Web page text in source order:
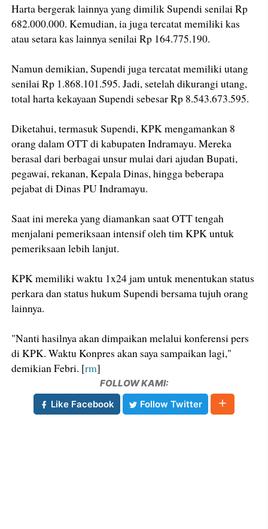
Harta bergerak lainnya yang dimilik Supendi senilai Rp
682.000.000. Kemudian, ia juga tercatat memiliki kas
atau setara kas lainnya senilai Rp 164.775.190.
Namun demikian, Supendi juga tercatat memiliki utang
senilai Rp 1.868.101.595. Jadi, setelah dikurangi utang,
total harta kekayaan Supendi sebesar Rp 8.543.673.595.
Diketahui, termasuk Supendi, KPK mengamankan 8
orang dalam OTT di kabupaten Indramayu. Mereka
berasal dari berbagai unsur mulai dari ajudan Bupati,
pegawai, rekanan, Kepala Dinas, hingga beberapa
pejabat di Dinas PU Indramayu.
Saat ini mereka yang diamankan saat OTT tengah
menjalani pemeriksaan intensif oleh tim KPK untuk
pemeriksaan lebih lanjut.
KPK memiliki waktu 1x24 jam untuk menentukan status
perkara dan status hukum Supendi bersama tujuh orang
lainnya.
"Nanti hasilnya akan dimpaikan melalui konferensi pers
di KPK. Waktu Konpres akan saya sampaikan lagi,"
demikian Febri. [rm]
FOLLOW KAMI:
Like Facebook
Follow Twitter